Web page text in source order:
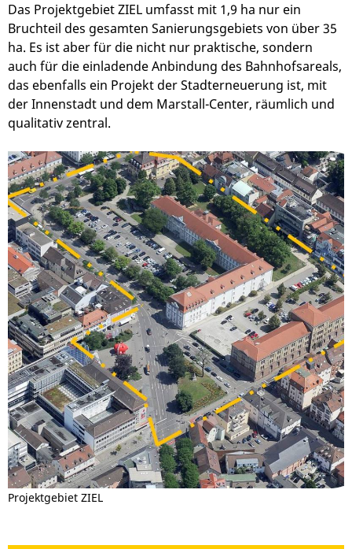
Das Projektgebiet ZIEL umfasst mit 1,9 ha nur ein
Bruchteil des gesamten Sanierungsgebiets von über 35
ha. Es ist aber für die nicht nur praktische, sondern
auch für die einladende Anbindung des Bahnhofsareals,
das ebenfalls ein Projekt der Stadterneuerung ist, mit
der Innenstadt und dem Marstall-Center, räumlich und
qualitativ zentral.
Projektgebiet ZIEL